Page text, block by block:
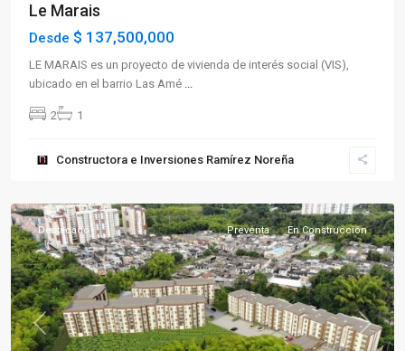
Le Marais
Desde $ 137,500,000
LE MARAIS es un proyecto de vivienda de interés social (VIS),
ubicado en el barrio Las Amé ...
2 1
Constructora e Inversiones Ramírez Noreña
Occidente,
Previous Next
Destacado Preventa En Construcción